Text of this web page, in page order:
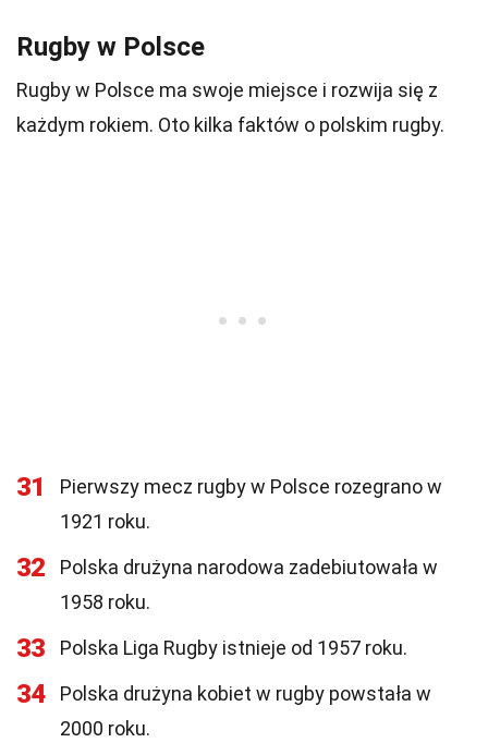
Rugby w Polsce
Rugby w Polsce ma swoje miejsce i rozwija się z
każdym rokiem. Oto kilka faktów o polskim rugby.
31
Pierwszy mecz rugby w Polsce rozegrano w
1921 roku.
32
Polska drużyna narodowa zadebiutowała w
1958 roku.
33 Polska Liga Rugby istnieje od 1957 roku.
34
Polska drużyna kobiet w rugby powstała w
2000 roku.